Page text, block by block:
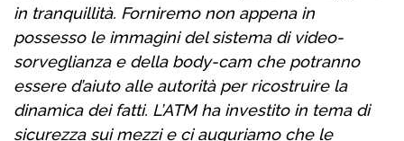
in tranquillità. Forniremo non appena in
possesso le immagini del sistema di video-
sorveglianza e della body-cam che potranno
essere d’aiuto alle autorità per ricostruire la
dinamica dei fatti. L’ATM ha investito in tema di
sicurezza sui mezzi e ci auguriamo che le